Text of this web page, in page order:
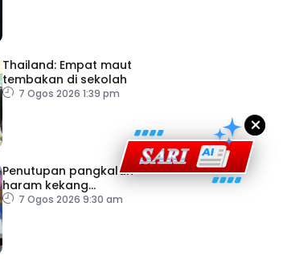
Thailand: Empat maut
tembakan di sekolah
7 Ogos 2026 1:39 pm
Penutupan pangkalan
haram kekang
penyeludupan di Kelantan
7 Ogos 2026 9:30 am
×